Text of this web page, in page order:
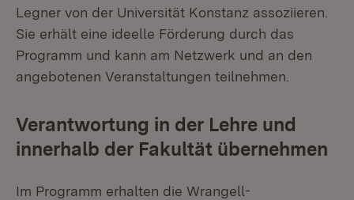
Legner von der Universität Konstanz assoziieren.
Sie erhält eine ideelle Förderung durch das
Programm und kann am Netzwerk und an den
angebotenen Veranstaltungen teilnehmen.
Verantwortung in der Lehre und
innerhalb der Fakultät übernehmen
Im Programm erhalten die Wrangell-